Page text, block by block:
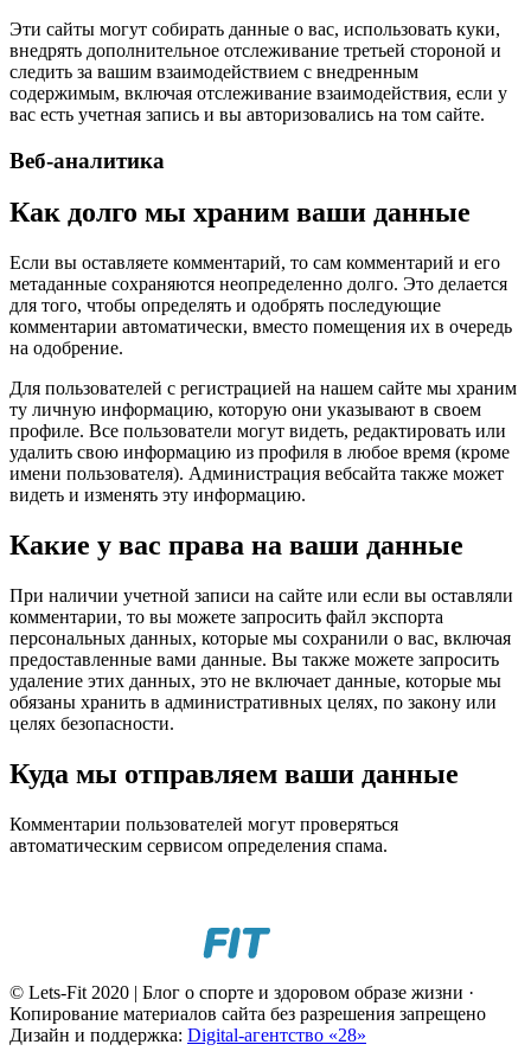
Эти сайты могут собирать данные о вас, использовать куки,
внедрять дополнительное отслеживание третьей стороной и
следить за вашим взаимодействием с внедренным
содержимым, включая отслеживание взаимодействия, если у
вас есть учетная запись и вы авторизовались на том сайте.
Веб-аналитика
Как долго мы храним ваши данные
Если вы оставляете комментарий, то сам комментарий и его
метаданные сохраняются неопределенно долго. Это делается
для того, чтобы определять и одобрять последующие
комментарии автоматически, вместо помещения их в очередь
на одобрение.
Для пользователей с регистрацией на нашем сайте мы храним
ту личную информацию, которую они указывают в своем
профиле. Все пользователи могут видеть, редактировать или
удалить свою информацию из профиля в любое время (кроме
имени пользователя). Администрация вебсайта также может
видеть и изменять эту информацию.
Какие у вас права на ваши данные
При наличии учетной записи на сайте или если вы оставляли
комментарии, то вы можете запросить файл экспорта
персональных данных, которые мы сохранили о вас, включая
предоставленные вами данные. Вы также можете запросить
удаление этих данных, это не включает данные, которые мы
обязаны хранить в административных целях, по закону или
целях безопасности.
Куда мы отправляем ваши данные
Комментарии пользователей могут проверяться
автоматическим сервисом определения спама.
© Lets-Fit 2020 | Блог о спорте и здоровом образе жизни ·
Копирование материалов сайта без разрешения запрещено
Дизайн и поддержка: Digital-агентство «28»